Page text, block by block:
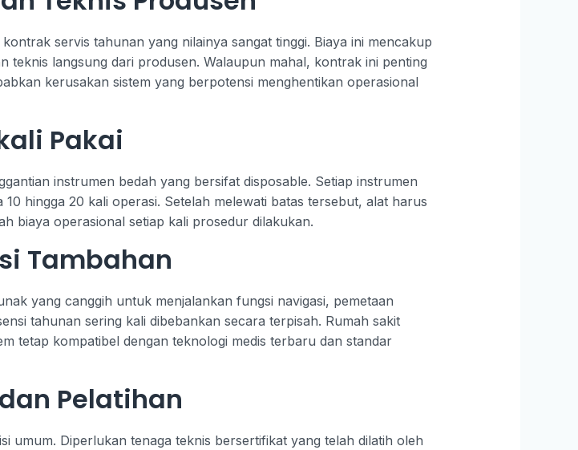
servis tahunan yang nilainya sangat tinggi. Biaya ini mencakup
teknis langsung dari produsen. Walaupun mahal, kontrak ini penting
kerusakan sistem yang berpotensi menghentikan operasional
Pakai
instrumen bedah yang bersifat disposable. Setiap instrumen
hingga 20 kali operasi. Setelah melewati batas tersebut, alat harus
biaya operasional setiap kali prosedur dilakukan.
Tambahan
yang canggih untuk menjalankan fungsi navigasi, pemetaan
tahunan sering kali dibebankan secara terpisah. Rumah sakit
tetap kompatibel dengan teknologi medis terbaru dan standar
Pelatihan
umum. Diperlukan tenaga teknis bersertifikat yang telah dilatih oleh